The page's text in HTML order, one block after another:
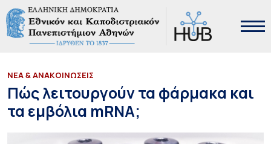
ΝΕΑ & ΑΝΑΚΟΙΝΩΣΕΙΣ
Πώς λειτουργούν τα φάρμακα και
τα εμβόλια mRNA;